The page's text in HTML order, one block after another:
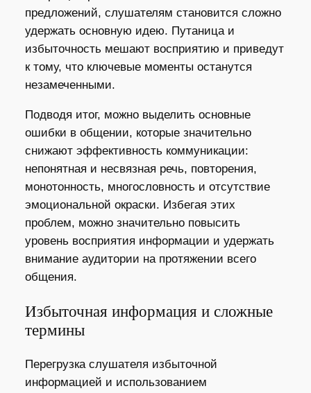
предложений, слушателям становится сложно
удержать основную идею. Путаница и
избыточность мешают восприятию и приведут
к тому, что ключевые моменты останутся
незамеченными.
Подводя итог, можно выделить основные
ошибки в общении, которые значительно
снижают эффективность коммуникации:
непонятная и несвязная речь, повторения,
монотонность, многословность и отсутствие
эмоциональной окраски. Избегая этих
проблем, можно значительно повысить
уровень восприятия информации и удержать
внимание аудитории на протяжении всего
общения.
Избыточная информация и сложные
термины
Перегрузка слушателя избыточной
информацией и использованием